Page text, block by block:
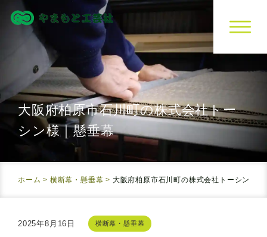
大阪府柏原市石川町の株式会社トー
シン様｜懸垂幕
ホーム > 横断幕・懸垂幕 > 大阪府柏原市石川町の株式会社トーシン様｜
2025年8月16日 横断幕・懸垂幕